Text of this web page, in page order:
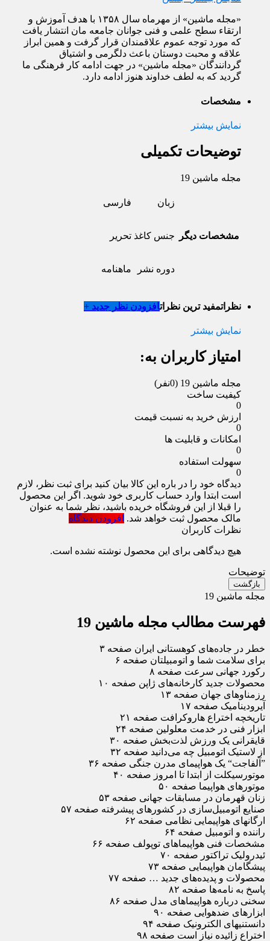
«مجله ماشین» از مهرماه سال ۱۳۵۸ با هدف آموزش و
ارتقاء سطح علمی و فنی جوانان جامعه مان انتشار یافت
که مورد توجه عموم علاقمندان قرار گرفت و همین ابراز
علاقه و محبت دوستان باعث دلگرمی و اشتیاق
گردانندگان «مجله ماشین» در جهت ادامه کار فرهنگی ما
گردید که به لطف خداوند هنوز ادامه دارد.
مشخصات
نمایش بیشتر
توضیحات تکمیلی
مجله ماشین 19
مشخصات دیگر
زبان فارسی
جنس کاغذ تحریر
دوره نشر ماهنامه
نظراتمفید ترین نظراتافزودن نظر جدید +
نمایش بیشتر
امتیاز کاربران به:
مجله ماشین 19
(0نفر)
کیفیت ساخت
0
ارزش خرید به نسبت قیمت
0
امکانات و قابلیت ها
0
سهولت استفاده
0
دیدگاه خود را در باره این کالا بیان کنید برای ثبت نظر، لازم
است ابتدا وارد حساب کاربری خود شوید. اگر این محصول
را قبلا از این فروشگاه خریده باشید، نظر شما به عنوان
مالک محصول ثبت خواهد شد. افزودن دیدگاه
نظرات کاربران
هیچ دیدگاهی برای این محصول نوشته نشده است.
توضیحات
بازگشت
مجله ماشین 19
فهرست مطالب مجله ماشین 19
خطر در جاده‌های کوهستانی ایران صفحه ۳
برای سلامت شما و اتومبیلتان صفحه ۶
رکورد جهانی سرعت صفحه ۸
محصولات جدید کارخانه‌های ژاپن صفحه ۱۰
رزمناوهای جهان صفحه ۱۳
آیرودینامیک صفحه ۱۷
تاریخچه اختراع هاروکرافت صفحه ۲۱
ابزار فنی در خدمت معلولین صفحه ۲۴
قایقرانی یک ورزش لذت‌بخش صفحه ۳۰
از لاستیک اتومبیل چه ‌می‌دانید صفحه ۳۲
”آلفاجت“ یک هواپیمای مدرن جنگی صفحه ۳۶
موتورسیکلت از ابتدا تا امروز صفحه ۴۰
موتورهای هواپیما صفحه ۵۰
زنان قهرمان در مسابقات جهانی صفحه ۵۳
صنایع اتومبیل‌سازی در کشورهای پیشرفته صفحه ۵۷
ارگانهای هواپیمایی نظامی صفحه ۶۲
راننده و اتومبیل صفحه ۶۴
مشخصات فنی هواپیماهای توپولف صفحه ۶۶
ئیدرولیک تراکتور صفحه ۷۰
پیشگامان هواپیمایی صفحه ۷۳
محصولات و پدیده‌‌های جدید … صفحه ۷۷
پاسخ به نامه‌ها صفحه ۸۲
سخنی درباره هواپیماهای مدل صفحه ۸۶
ابزارهای ضدهوایی صفحه ۹۰
دانستنیهای الکترونیک صفحه ۹۴
اختراع زائیده نیاز است صفحه ۹۸